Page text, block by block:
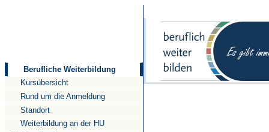
Berufliche Weiterbildung
Kursübersicht
Rund um die Anmeldung
Standort
Weiterbildung an der HU